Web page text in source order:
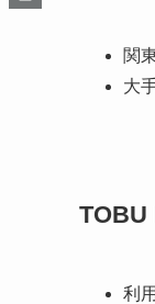
関
大
TOBU
利